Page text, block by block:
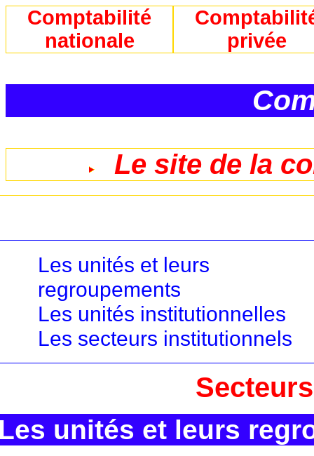
Comptabilité
nationale
privée
Le site de la
Les unités et leurs
regroupements
Les unités institutionnelles
Les secteurs institutionnels
unités et leurs